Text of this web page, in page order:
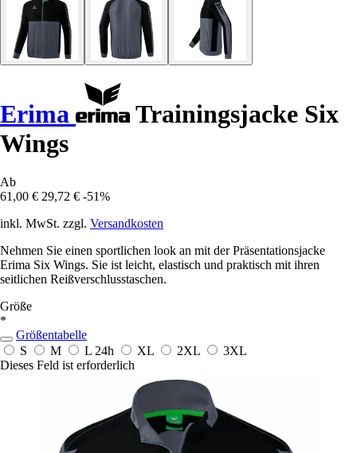
Erima
Trainingsjacke Six
Wings
Ab
61,00 € 29,72 € -51%
inkl. MwSt. zzgl. Versandkosten
Nehmen Sie einen sportlichen look an mit der Präsentationsjacke
Erima Six Wings. Sie ist leicht, elastisch und praktisch mit ihren
seitlichen Reißverschlusstaschen.
Größe
*
Größentabelle
S
M L 24h XL 2XL
3XL
Dieses Feld ist erforderlich